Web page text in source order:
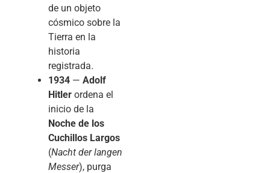
de un objeto
cósmico sobre la
Tierra en la
historia
registrada.
1934 — Adolf
Hitler ordena el
inicio de la
Noche de los
Cuchillos Largos
(Nacht der langen
Messer), purga